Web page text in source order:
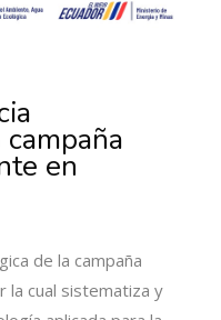
en
de la campaña
la cual sistematiza y